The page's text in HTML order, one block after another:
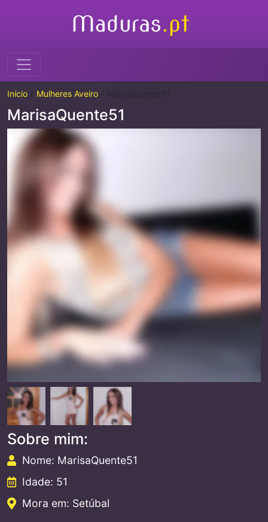
Início Mulheres Aveiro
MarisaQuente51
Sobre mim:
Nome: MarisaQuente51
Idade: 51
Mora em: Setúbal